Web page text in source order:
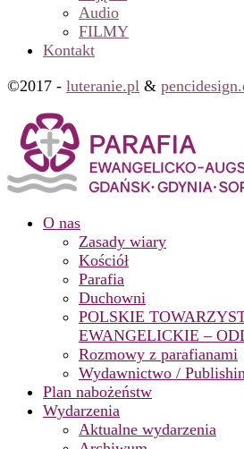
Audio
FILMY
Kontakt
©2017 - luteranie.pl &
O nas
Zasady wiary
Kościół
Parafia
Duchowni
POLSKIE
EWANGELICKIE –
Rozmowy z parafianami
Wydawnictwo /
Plan nabożeństw
Wydarzenia
Aktualne wydarzenia